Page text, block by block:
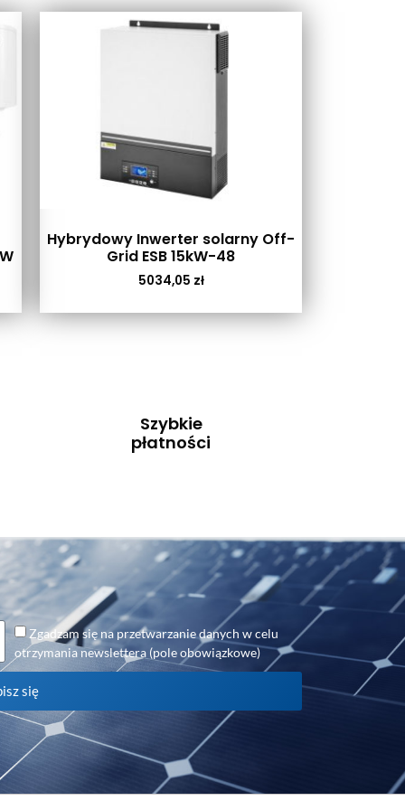
Hybrydowy Inwerter solarny Off-
Grid ESB 15kW-48
5034,05 zł
Szybkie
płatności
Zgadzam się na przetwarzanie danych w celu
otrzymania newslettera (pole obowiązkowe)
się